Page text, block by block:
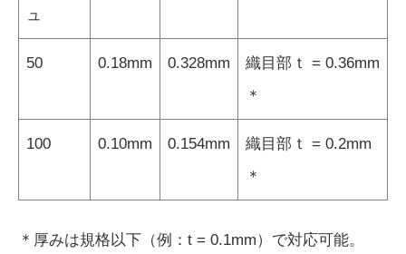
ュ
50 0.18mm 0.328mm
織目部ｔ = 0.36mm
＊
100 0.10mm 0.154mm
織目部ｔ = 0.2mm
＊
＊厚みは規格以下（例：t = 0.1mm）で対応可能。